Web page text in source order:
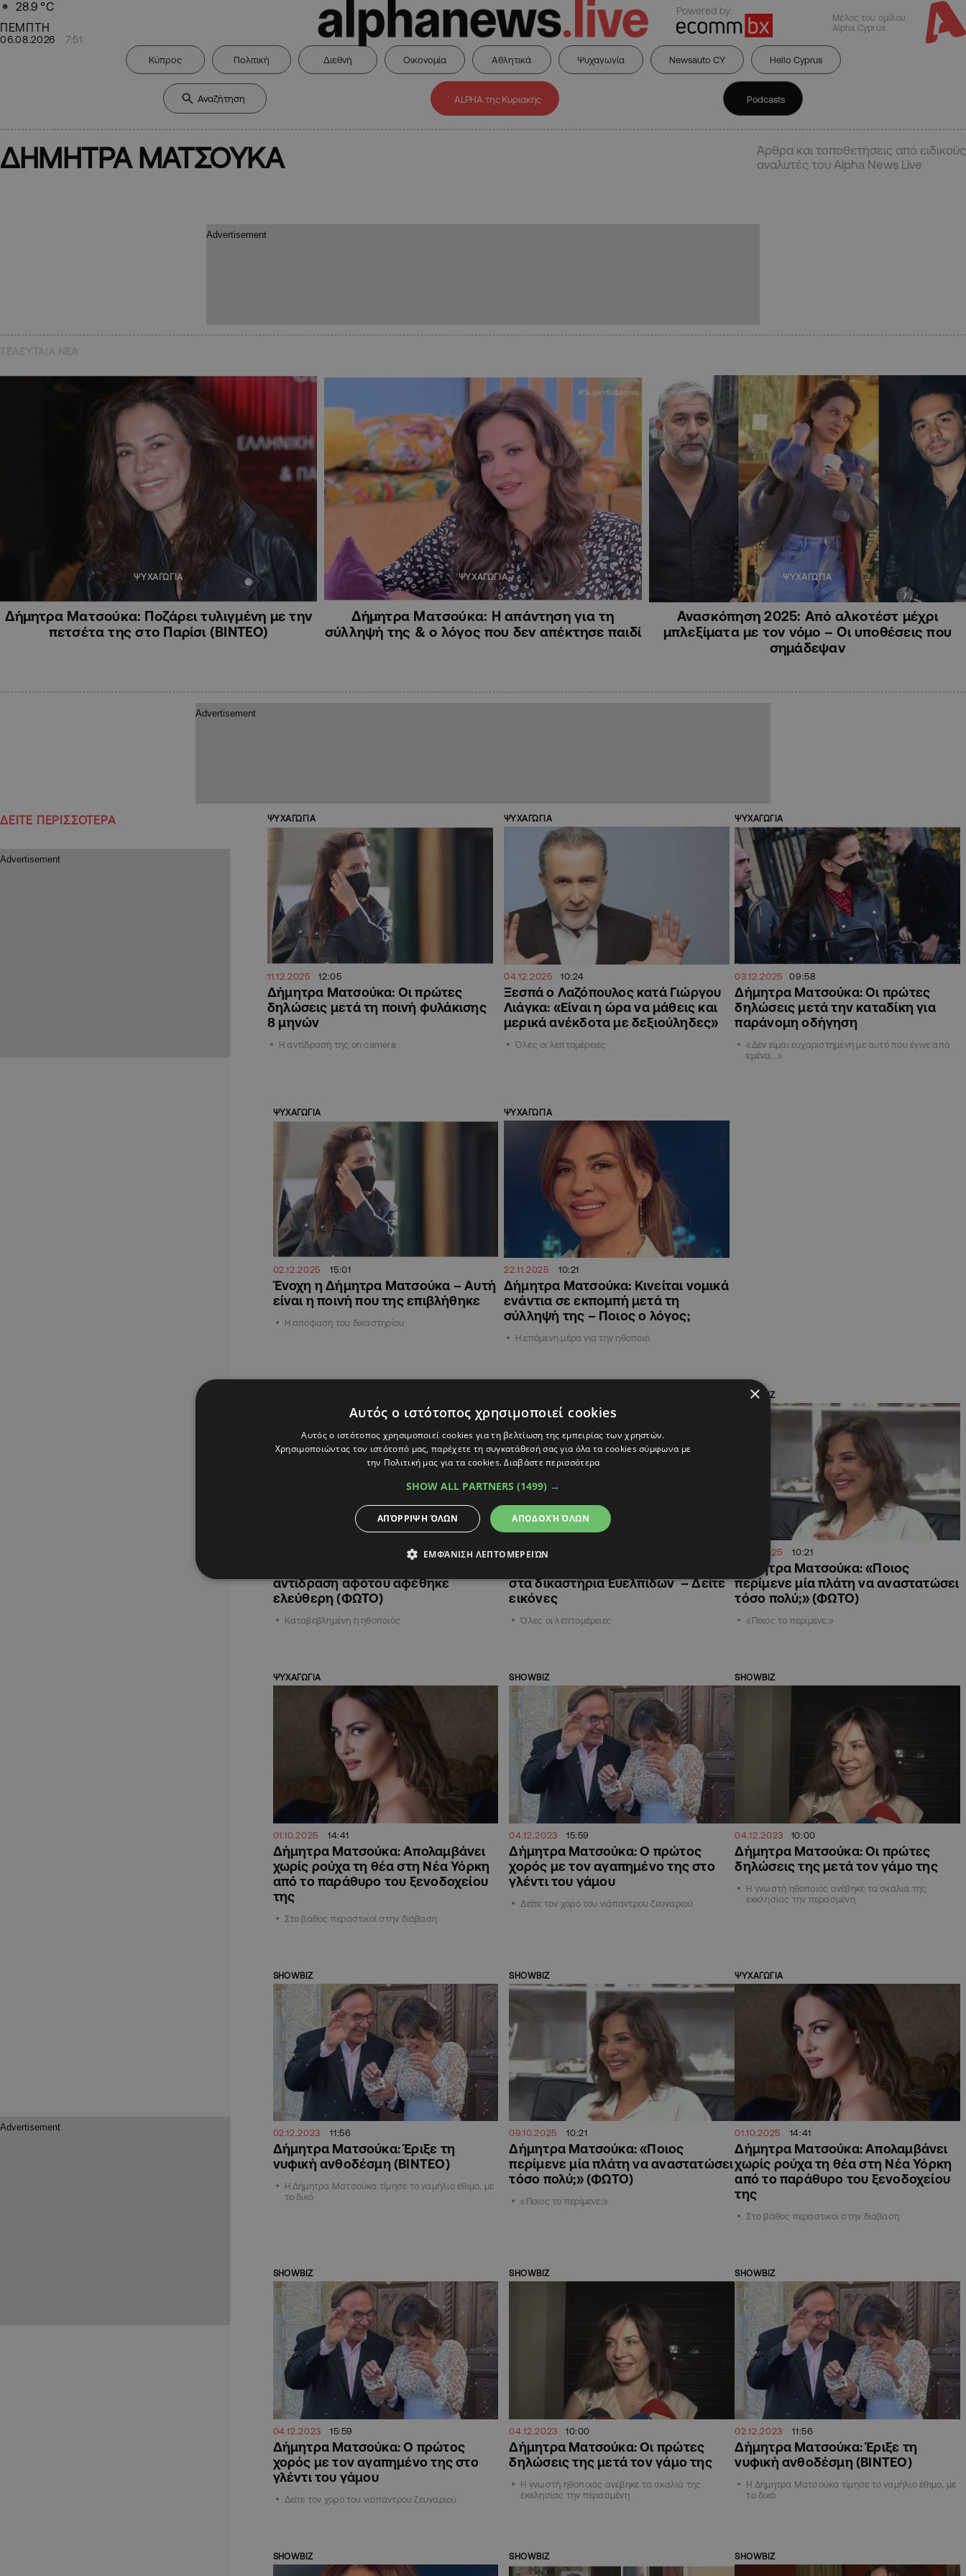
28.9 °C
ΠΕΜΠΤΗ
06.08.2026 7:51
Powered by:
Μέλος του ομίλου
Alpha Cyprus
Κύπρος Πολιτική Διεθνή Οικονομία Αθλητικά Ψυχαγωγία Newsauto CY Hello Cyprus
ALPHA της Κυριακής Podcasts
ΔΗΜΗΤΡΑ ΜΑΤΣΟΥΚΑ
Άρθρα και τοποθετήσεις από ειδικούς
αναλυτές του Alpha News Live
ΨΥΧΑΓΩΓΙΑ
Δήμητρα Ματσούκα: Ποζάρει τυλιγμένη με την
πετσέτα της στο Παρίσι (ΒΙΝΤΕΟ)
ΨΥΧΑΓΩΓΙΑ
Δήμητρα Ματσούκα: Η απάντηση για τη
σύλληψή της & ο λόγος που δεν απέκτησε παιδί
ΨΥΧΑΓΩΓΙΑ
Ανασκόπηση 2025: Από αλκοτέστ μέχρι
μπλεξίματα με τον νόμο – Οι υποθέσεις που
σημάδεψαν
ΔΕΙΤΕ ΠΕΡΙΣΣΟΤΕΡΑ ΨΥΧΑΓΩΓΙΑ
11.12.2025 12:05
Δήμητρα Ματσούκα: Οι πρώτες
δηλώσεις μετά τη ποινή φυλάκισης
8 μηνών
Η αντίδρασή της on camera
ΨΥΧΑΓΩΓΙΑ
04.12.2025 10:24
Ξεσπά ο Λαζόπουλος κατά Γιώργου
Λιάγκα: «Είναι η ώρα να μάθεις και
μερικά ανέκδοτα με δεξιούληδες»
Όλες οι λεπτομέρειες
ΨΥΧΑΓΩΓΙΑ
03.12.2025 09:58
Δήμητρα Ματσούκα: Οι πρώτες
δηλώσεις μετά την καταδίκη για
παράνομη οδήγηση
«Δεν είμαι ευχαριστημένη με αυτό που έγινε από
εμένα...»
ΨΥΧΑΓΩΓΙΑ
02.12.2025 15:01
Ένοχη η Δήμητρα Ματσούκα – Αυτή
είναι η ποινή που της επιβλήθηκε
Η απόφαση του δικαστηρίου
ΨΥΧΑΓΩΓΙΑ
22.11.2025 10:21
Δήμητρα Ματσούκα: Κινείται νομικά
ενάντια σε εκπομπή μετά τη
σύλληψή της – Ποιος ο λόγος;
Η επόμενη μέρα για την ηθοποιό
αντίδραση αφότου αφέθηκε
ελεύθερη (ΦΩΤΟ)
Καταβεβλημένη η ηθοποιός
20.11.2025
στα δικαστήρια Ευελπίδων – Δείτε
εικόνες
Όλες οι λεπτομέρειες
SHOWBIZ
09.10.2025 10:21
Δήμητρα Ματσούκα: «Ποιος
περίμενε μία πλάτη να αναστατώσει
τόσο πολύ;» (ΦΩΤΟ)
«Ποιος το περίμενε;»
ΨΥΧΑΓΩΓΙΑ
01.10.2025 14:41
Δήμητρα Ματσούκα: Απολαμβάνει
χωρίς ρούχα τη θέα στη Νέα Υόρκη
από το παράθυρο του ξενοδοχείου
της
Στο βάθος περαστικοί στην διάβαση
SHOWBIZ
04.12.2023 15:59
Δήμητρα Ματσούκα: Ο πρώτος
χορός με τον αγαπημένο της στο
γλέντι του γάμου
Δείτε τον χορό του νιόπαντρου ζευγαριού
SHOWBIZ
04.12.2023 10:00
Δήμητρα Ματσούκα: Οι πρώτες
δηλώσεις της μετά τον γάμο της
Η γνωστή ηθοποιός ανέβηκε τα σκαλιά της
εκκλησίας την περασμένη
SHOWBIZ
02.12.2023 11:56
Δήμητρα Ματσούκα: Έριξε τη
νυφική ανθοδέσμη (BINTEO)
Η Δήμητρα Ματσούκα τίμησε το γαμήλιο έθιμο, με
το δικό
SHOWBIZ
09.10.2025 10:21
Δήμητρα Ματσούκα: «Ποιος
περίμενε μία πλάτη να αναστατώσει
τόσο πολύ;» (ΦΩΤΟ)
«Ποιος το περίμενε;»
ΨΥΧΑΓΩΓΙΑ
01.10.2025 14:41
Δήμητρα Ματσούκα: Απολαμβάνει
χωρίς ρούχα τη θέα στη Νέα Υόρκη
από το παράθυρο του ξενοδοχείου
της
Στο βάθος περαστικοί στην διάβαση
SHOWBIZ
04.12.2023 15:59
Δήμητρα Ματσούκα: Ο πρώτος
χορός με τον αγαπημένο της στο
γλέντι του γάμου
Δείτε τον χορό του νιόπαντρου ζευγαριού
SHOWBIZ
04.12.2023 10:00
Δήμητρα Ματσούκα: Οι πρώτες
δηλώσεις της μετά τον γάμο της
Η γνωστή ηθοποιός ανέβηκε τα σκαλιά της
εκκλησίας την περασμένη
SHOWBIZ
02.12.2023 11:56
Δήμητρα Ματσούκα: Έριξε τη
νυφική ανθοδέσμη (BINTEO)
Η Δήμητρα Ματσούκα τίμησε το γαμήλιο έθιμο, με
το δικό
SHOWBIZ SHOWBIZ SHOWBIZ
×
Αυτός ο ιστότοπος χρησιμοποιεί cookies
Αυτός ο ιστότοπος χρησιμοποιεί cookies για τη βελτίωση της εμπειρίας των χρηστών.
Χρησιμοποιώντας τον ιστότοπό μας, παρέχετε τη συγκατάθεσή σας για όλα τα cookies σύμφωνα με
την Πολιτική μας για τα cookies.Διαβάστε περισσότερα
SHOW ALL PARTNERS (1499) →
ΑΠΟΔΟΧΉ ΌΛΩΝ
ΑΠΌΡΡΙΨΗ ΌΛΩΝ
ΕΜΦΆΝΙΣΗ ΛΕΠΤΟΜΕΡΕΙΏΝ